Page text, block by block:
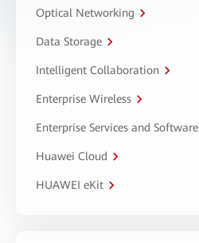
Optical Networking
Data Storage
Intelligent Collaboration
Enterprise Wireless
Enterprise Services and Software
Huawei Cloud
HUAWEI eKit